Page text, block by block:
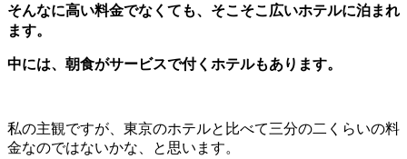
そんなに高い料金でなくても、そこそこ広いホテルに泊まれ
ます。
中には、朝食がサービスで付くホテルもあります。
私の主観ですが、東京のホテルと比べて三分の二くらいの料
金なのではないかな、と思います。